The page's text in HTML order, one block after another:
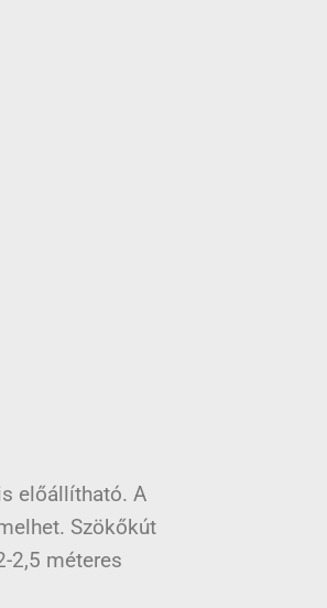
előállítható. A
Szökőkút
2,5 méteres